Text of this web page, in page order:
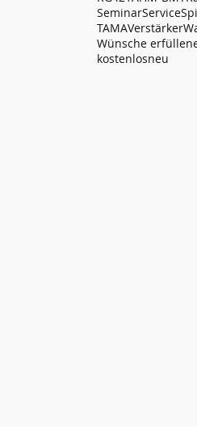
SeminarService
TAMAVerstärker
Wünsche erfüllen
kostenlosneu